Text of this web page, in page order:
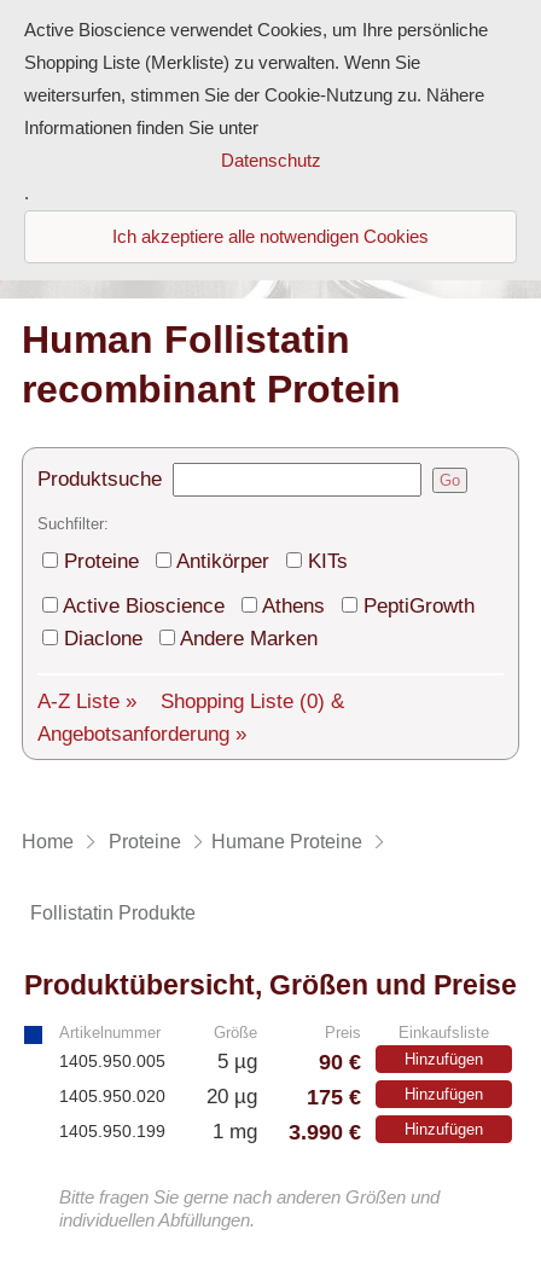
Antikörper
ELISA-Kits
Diaclone Produkte
Home
Kontakt
Versand
Über uns
Service
AGBs
Human Follistatin
recombinant Protein
Produktsuche Go
Suchfilter:
Proteine Antikörper
KITs
Active Bioscience
Athens
PeptiGrowth
Diaclone
Andere Marken
A-Z Liste » Shopping Liste (0) &
Angebotsanforderung »
Home Proteine Humane Proteine
Follistatin Produkte
Produktübersicht, Größen und Preise
Artikelnummer Größe Preis Einkaufsliste
1405.950.005 5 µg 90 € Hinzufügen
1405.950.020 20 µg 175 € Hinzufügen
1405.950.199 1 mg 3.990 € Hinzufügen
Bitte fragen Sie gerne nach anderen Größen und
individuellen Abfüllungen.
Active Bioscience verwendet Cookies, um Ihre persönliche
Shopping Liste (Merkliste) zu verwalten. Wenn Sie
weitersurfen, stimmen Sie der Cookie-Nutzung zu. Nähere
Informationen finden Sie unter
Datenschutz
.
Ich akzeptiere alle notwendigen Cookies